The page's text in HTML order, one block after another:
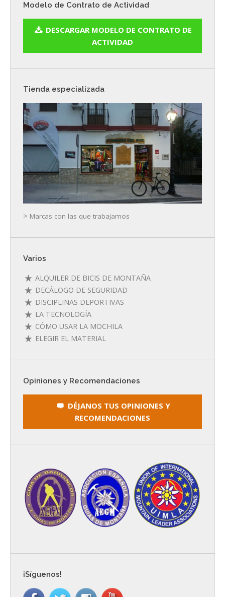
Modelo de Contrato de Actividad
DESCARGAR MODELO DE CONTRATO DE
ACTIVIDAD
Tienda especializada
> Marcas con las que trabajamos
Varios
ALQUILER DE BICIS DE MONTAÑA
DECÁLOGO DE SEGURIDAD
DISCIPLINAS DEPORTIVAS
LA TECNOLOGÍA
CÓMO USAR LA MOCHILA
ELEGIR EL MATERIAL
Opiniones y Recomendaciones
DÉJANOS TUS OPINIONES Y
RECOMENDACIONES
¡Síguenos!